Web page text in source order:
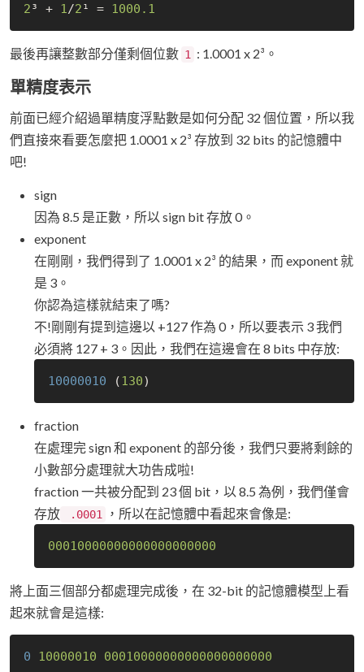
2³ + 1/2¹ = 1000.1
最後再讓整數部分僅剩個位數 1 : 1.0001 x 2³。
單精度表示
前面已經介紹過單精度浮點數是如何分配 32 個位置，所以我
們直接來看要怎麼把 1.0001 x 2³ 存放到 32 bits 的記憶體中
吧!
sign
因為 8.5 是正數，所以 sign bit 存放 0。
exponent
在剛剛，我們得到了 1.0001 x 2³ 的結果，而 exponent 就
是 3。
你認為這樣就結束了嗎?
不!剛剛有提到這邊以 +127 作為 0，所以要表示 3 我們
必須將 127 + 3。因此，我們在這邊會在 8 bits 中存放:
10000010 (130
fraction
在處理完 sign 和 exponent 的部分後，我們只要將剩餘的
小數部分處理就大功告成啦!
fraction 一共被分配到 23 個 bit，以 8.5 為例，我們僅會
存放
.0001 ，所以在記憶體中看起來會像是:
00010000000000000000000
將上面三個部分都處理完成後，在 32-bit 的記憶體模型上看
起來就會是這樣:
0 10000010 00010000000000000000000